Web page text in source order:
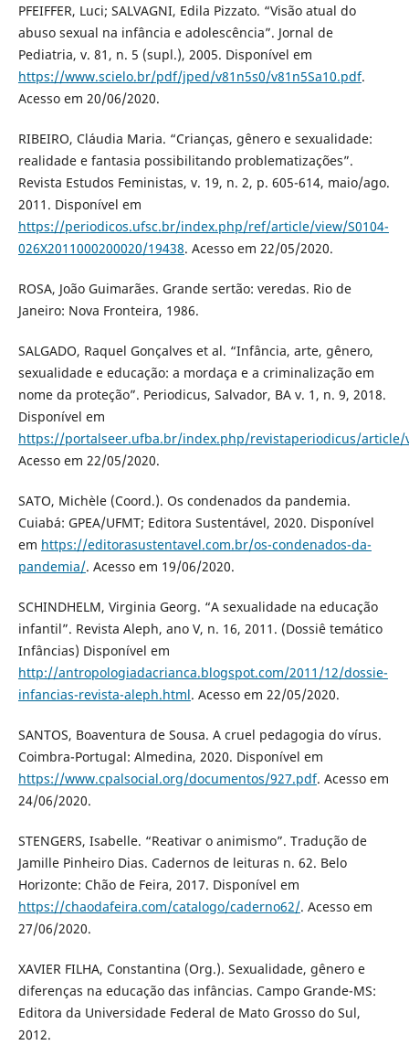
PFEIFFER, Luci; SALVAGNI, Edila Pizzato. “Visão atual do
abuso sexual na infância e adolescência”. Jornal de
Pediatria, v. 81, n. 5 (supl.), 2005. Disponível em
https://www.scielo.br/pdf/jped/v81n5s0/v81n5Sa10.pdf.
Acesso em 20/06/2020.
RIBEIRO, Cláudia Maria. “Crianças, gênero e sexualidade:
realidade e fantasia possibilitando problematizações”.
Revista Estudos Feministas, v. 19, n. 2, p. 605-614, maio/ago.
2011. Disponível em
https://periodicos.ufsc.br/index.php/ref/article/view/S0104-
026X2011000200020/19438. Acesso em 22/05/2020.
ROSA, João Guimarães. Grande sertão: veredas. Rio de
Janeiro: Nova Fronteira, 1986.
SALGADO, Raquel Gonçalves et al. “Infância, arte, gênero,
sexualidade e educação: a mordaça e a criminalização em
nome da proteção”. Periodicus, Salvador, BA v. 1, n. 9, 2018.
Disponível em
https://portalseer.ufba.br/index.php/revistaperiodicus/article/
Acesso em 22/05/2020.
SATO, Michèle (Coord.). Os condenados da pandemia.
Cuiabá: GPEA/UFMT; Editora Sustentável, 2020. Disponível
em https://editorasustentavel.com.br/os-condenados-da-
pandemia/. Acesso em 19/06/2020.
SCHINDHELM, Virginia Georg. “A sexualidade na educação
infantil”. Revista Aleph, ano V, n. 16, 2011. (Dossiê temático
Infâncias) Disponível em
http://antropologiadacrianca.blogspot.com/2011/12/dossie-
infancias-revista-aleph.html. Acesso em 22/05/2020.
SANTOS, Boaventura de Sousa. A cruel pedagogia do vírus.
Coimbra-Portugal: Almedina, 2020. Disponível em
https://www.cpalsocial.org/documentos/927.pdf. Acesso em
24/06/2020.
STENGERS, Isabelle. “Reativar o animismo”. Tradução de
Jamille Pinheiro Dias. Cadernos de leituras n. 62. Belo
Horizonte: Chão de Feira, 2017. Disponível em
https://chaodafeira.com/catalogo/caderno62/. Acesso em
27/06/2020.
XAVIER FILHA, Constantina (Org.). Sexualidade, gênero e
diferenças na educação das infâncias. Campo Grande-MS:
Editora da Universidade Federal de Mato Grosso do Sul,
2012.